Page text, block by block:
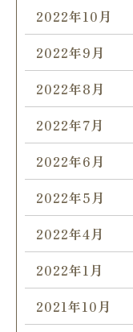
2022年10月
2022年9月
2022年8月
2022年7月
2022年6月
2022年5月
2022年4月
2022年1月
2021年10月